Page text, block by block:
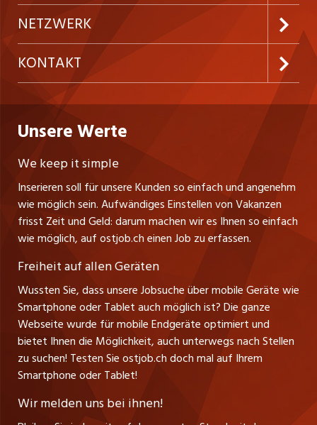
Festanstellungen
Temporäre Jobs
Freelance Jobs
Praktika
Führungspositionen
Management / Kader-Jobs
Top-Regionen
Jobline
Inserieren
Firmen
Personalvermittler
Preise & Leistungen
AGB
Datenschutzerklärung
Nutzungsbedingungen
Stellenmeldepflicht
Schnittstelle
Impressum
NETZWERK
westjob.at
nicejob.de
myjob.ch
zentraljob.ch
jobbasel.ch
jobbern.ch
jobmittelland.ch
jobzüri.ch
schaffu.ch (VS)
ajourjob.ch
Tagblatt.ch
KONTAKT
CH Media Classifieds AG
Fürstenlandstrasse 122
CH-9001 St. Gallen
Tel. +41 71 272 73 80
info@ostjob.ch/inserate@ostjob.ch
Henrik Jasek
Leiter ostjob.ch
Fredy Pillinger
Christoph Walzl
Verkauf und Beratung
Unsere Werte
We keep it simple
Inserieren soll für unsere Kunden so einfach und angenehm
wie möglich sein. Aufwändiges Einstellen von Vakanzen
frisst Zeit und Geld: darum machen wir es Ihnen so einfach
wie möglich, auf ostjob.ch einen Job zu erfassen.
Freiheit auf allen Geräten
Wussten Sie, dass unsere Jobsuche über mobile Geräte wie
Smartphone oder Tablet auch möglich ist? Die ganze
Webseite wurde für mobile Endgeräte optimiert und
bietet Ihnen die Möglichkeit, auch unterwegs nach Stellen
zu suchen! Testen Sie ostjob.ch doch mal auf Ihrem
Smartphone oder Tablet!
Wir melden uns bei ihnen!